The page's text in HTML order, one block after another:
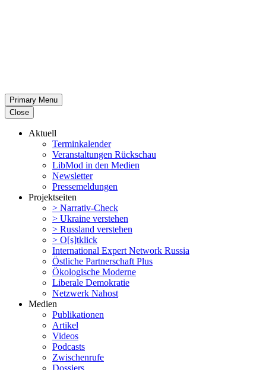
Primary Menu
Close
Aktuell
Termin­ka­lender
Veran­stal­tungen Rückschau
LibMod in den Medien
Newsletter
Presse­mel­dungen
Projekt­seiten
> Narrativ-Check
> Ukraine verstehen
> Russland verstehen
> O[s]tklick
Inter­na­tional Expert Network Russia
Östliche Partner­schaft Plus
Ökolo­gische Moderne
Liberale Demokratie
Netzwerk Nahost
Medien
Publi­ka­tionen
Artikel
Videos
Podcasts
Zwischenrufe
Dossiers